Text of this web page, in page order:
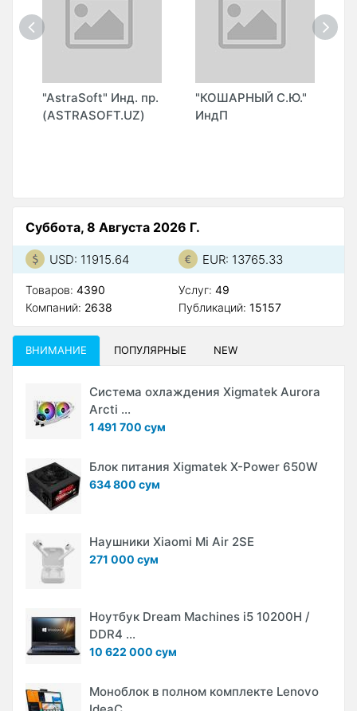
"AstraSoft" Инд. пр.
(ASTRASOFT.UZ)
"КОШАРНЫЙ С.Ю."
ИндП
Суббота, 8 Августа 2026 Г.
USD: 11915.64 EUR: 13765.33
Товаров: 4390
Компаний: 2638
Услуг: 49
Публикаций: 15157
ВНИМАНИЕ ПОПУЛЯРНЫЕ NEW
Система охлаждения Xigmatek Aurora
Arcti ...
1 491 700 сум
Блок питания Xigmatek X-Power 650W
634 800 сум
Наушники Xiaomi Mi Air 2SE
271 000 сум
Ноутбук Dream Machines i5 10200H /
DDR4 ...
10 622 000 сум
Моноблок в полном комплекте Lenovo